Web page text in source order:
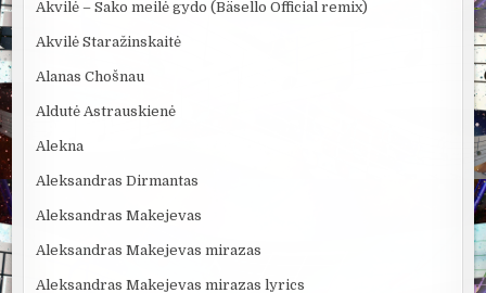
Akvilė – Sako meilė gydo (Bäsello Official remix)
Akvilė Staražinskaitė
Alanas Chošnau
Aldutė Astrauskienė
Alekna
Aleksandras Dirmantas
Aleksandras Makejevas
Aleksandras Makejevas mirazas
Aleksandras Makejevas mirazas lyrics